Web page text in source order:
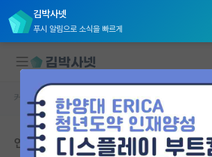
김박사넷
푸시 알림으로 소식을 빠르게
대학원생 모집
국내대학원 정보
커뮤니티 홈 자유 게시판(아무개랩)
연구실 분위기 다들 어떤가요??